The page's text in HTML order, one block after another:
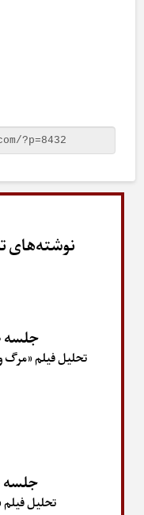
نوشته‌های
جلسه
تحلیل فیلم «مرگ
جلسه
تحلیل